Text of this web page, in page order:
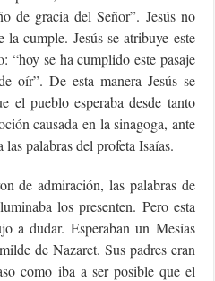
de gracia del Señor”. Jesús no
cumple. Jesús se atribuye este
“hoy se ha cumplido este pasaje
oír”. De esta manera Jesús se
el pueblo esperaba desde tanto
causada en la sinagoga, ante
palabras del profeta Isaías.
de admiración, las palabras de
los presenten. Pero esta
a dudar. Esperaban un Mesías
de Nazaret. Sus padres eran
como iba a ser posible que el